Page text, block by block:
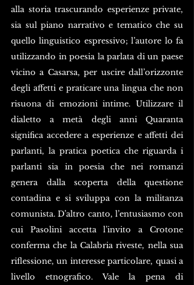
alla storia trascurando esperienze private,
sia sul piano narrativo e tematico che su
quello linguistico espressivo; l’autore lo fa
utilizzando in poesia la parlata di un paese
vicino a Casarsa, per uscire dall’orizzonte
degli affetti e praticare una lingua che non
risuona di emozioni intime. Utilizzare il
dialetto a metà degli anni Quaranta
significa accedere a esperienze e affetti dei
parlanti, la pratica poetica che riguarda i
parlanti sia in poesia che nei romanzi
genera dalla scoperta della questione
contadina e si sviluppa con la militanza
comunista. D’altro canto, l’entusiasmo con
cui Pasolini accetta l’invito a Crotone
conferma che la Calabria riveste, nella sua
riflessione, un interesse particolare, quasi a
livello etnografico. Vale la pena di